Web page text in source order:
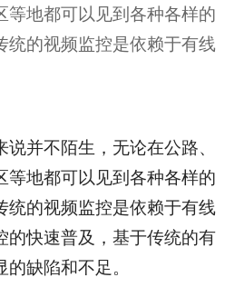
等地都可以见到各种各样的
统的视频监控是依赖于有线
并不陌生，无论在公路、
等地都可以见到各种各样的
统的视频监控是依赖于有线
的快速普及，基于传统的有
缺陷和不足。